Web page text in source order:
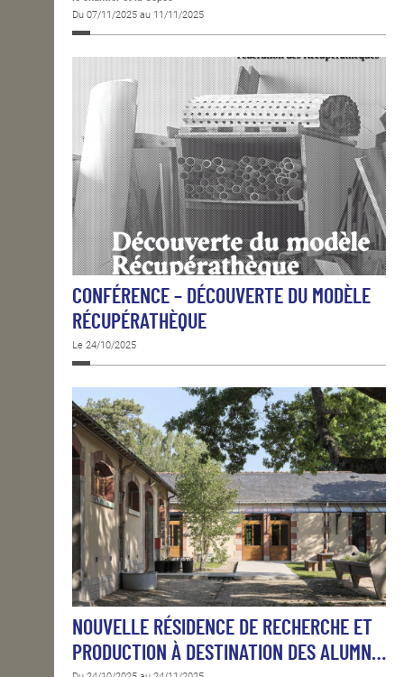
Du 07/11/2025 au 11/11/2025
CONFÉRENCE – DÉCOUVERTE DU MODÈLE
RÉCUPÉRATHÈQUE
Le 24/10/2025
NOUVELLE RÉSIDENCE DE RECHERCHE ET
PRODUCTION À DESTINATION DES ALUMN…